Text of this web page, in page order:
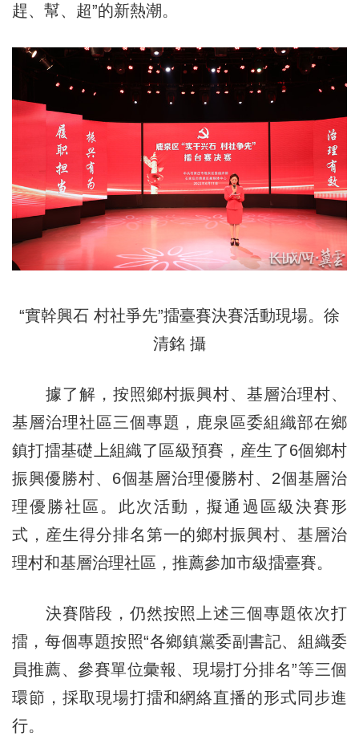
趕、幫、超”的新熱潮。
“實幹興石 村社爭先”擂臺賽決賽活動現場。徐
清銘 攝
據了解，按照鄉村振興村、基層治理村、
基層治理社區三個專題，鹿泉區委組織部在鄉
鎮打擂基礎上組織了區級預賽，産生了6個鄉村
振興優勝村、6個基層治理優勝村、2個基層治
理優勝社區。此次活動，擬通過區級決賽形
式，産生得分排名第一的鄉村振興村、基層治
理村和基層治理社區，推薦參加市級擂臺賽。
決賽階段，仍然按照上述三個專題依次打
擂，每個專題按照“各鄉鎮黨委副書記、組織委
員推薦、參賽單位彙報、現場打分排名”等三個
環節，採取現場打擂和網絡直播的形式同步進
行。